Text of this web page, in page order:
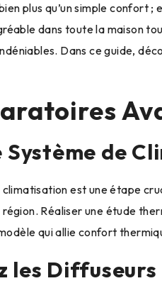
plus qu’un simple
dans toute la maison
Dans ce guide,
Système de
est une étape
Réaliser une étude
qui allie confort
les Diffuseurs